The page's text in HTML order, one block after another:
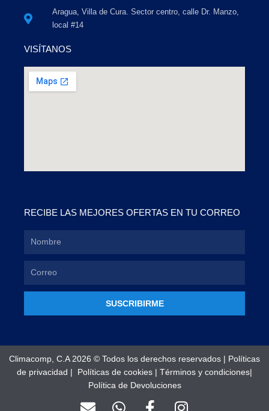
Aragua, Villa de Cura. Sector centro, calle Dr. Manzo,
local #14
VISÍTANOS
RECIBE LAS MEJORES OFERTAS EN TU CORREO
SUSCRIBIRME
Climacomp, C.A 2026 © Todos los derechos reservados | Políticas
de privacidad | Políticas de cookies | Términos y condiciones|
Política de Devoluciones
E
W
F
I